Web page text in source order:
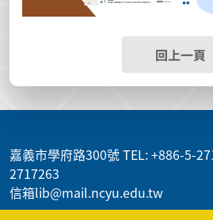
回上一頁
嘉義市學府路300號 TEL: +886-5-
2717263
信箱lib@mail.ncyu.edu.tw